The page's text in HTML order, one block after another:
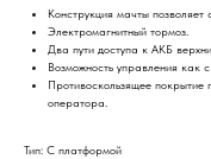
Конструкция мачты
Электромагнитный тормоз.
Два пути доступа к АКБ
Возможность управления как
Противоскользящее
оператора.
Тип: С платформой